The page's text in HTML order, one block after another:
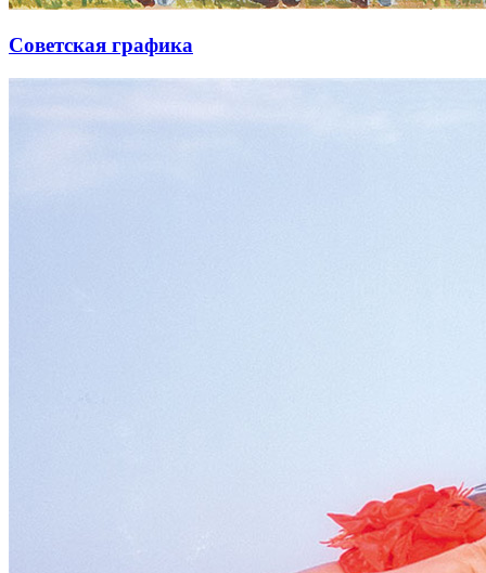
Советская графика